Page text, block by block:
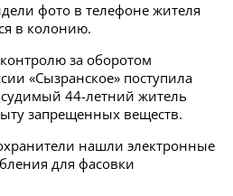
фото в телефоне жителя
в колонию.
за оборотом
«Сызранское» поступила
44-летний житель
запрещенных веществ.
нашли электронные
для фасовки